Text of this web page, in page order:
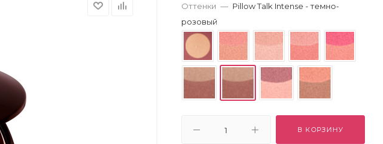
Оттенки — Pillow Talk Intense - темно-
розовый
В КОРЗИНУ